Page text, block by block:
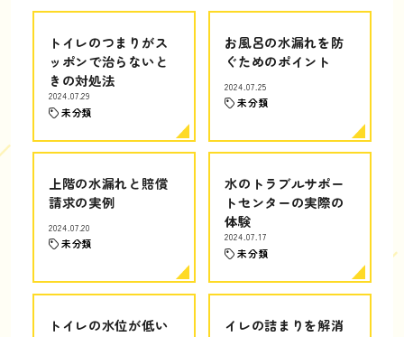
トイレのつまりがス
ッポンで治らないと
きの対処法
2024.07.29
未分類
お風呂の水漏れを防
ぐためのポイント
2024.07.25
未分類
上階の水漏れと賠償
請求の実例
2024.07.20
未分類
水のトラブルサポー
トセンターの実際の
体験
2024.07.17
未分類
トイレの水位が低い
イレの詰まりを解消